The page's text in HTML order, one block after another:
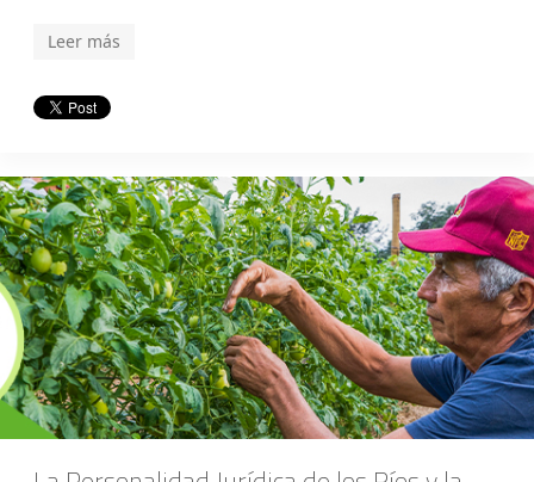
Leer más